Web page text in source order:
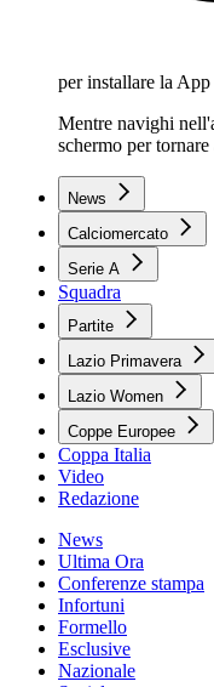
per installare la
Mentre navighi
schermo per
News
Calciomercato
Serie A
Squadra
Partite
Lazio Primavera
Lazio Women
Coppe Europee
Coppa Italia
Video
Redazione
News
Ultima Ora
Conferenze stampa
Infortuni
Formello
Esclusive
Nazionale